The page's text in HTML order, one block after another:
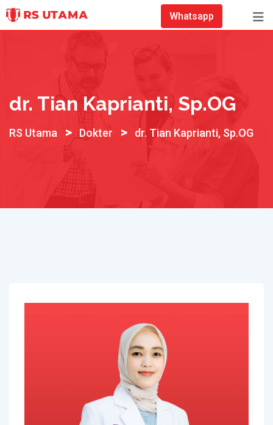
Skip
Whatsapp
dr. Tian Kaprianti, Sp.OG
RS Utama > Dokter > dr. Tian Kaprianti, Sp.OG